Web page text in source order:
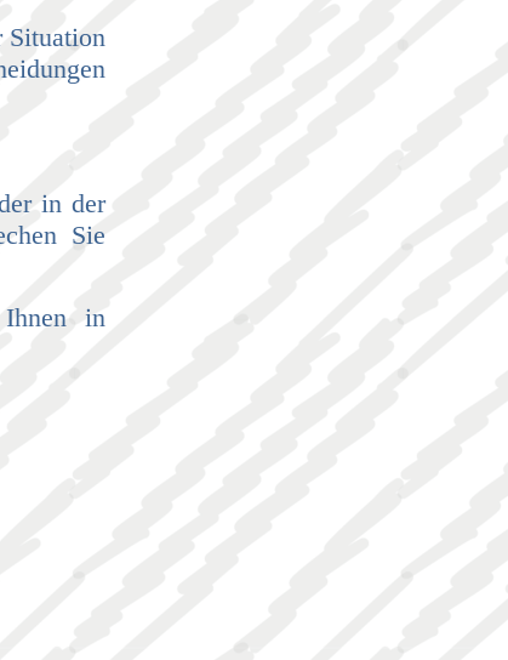
Situation
in der
Sie
in